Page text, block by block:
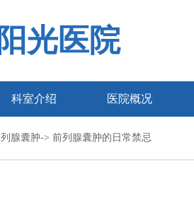
光医院
科室介绍 医院概况
腺囊肿-> 前列腺囊肿的日常禁忌